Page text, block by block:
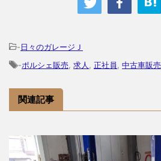
-日々のガレージＪ
-ポルシェ販売 求人 正社員 中古車販売
関連記事